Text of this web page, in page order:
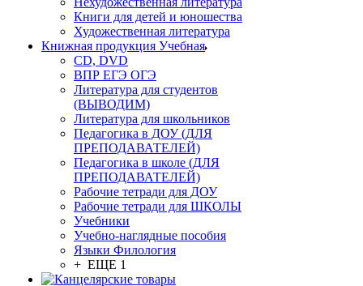
Книги для детей и юношества
Художественная литература
Книжная продукция Учебная
CD, DVD
ВПР ЕГЭ ОГЭ
Литература для студентов
(ВЫВОДИМ)
Литература для школьников
Педагогика в ДОУ (ДЛЯ
ПРЕПОДАВАТЕЛЕЙ)
Педагогика в школе (ДЛЯ
ПРЕПОДАВАТЕЛЕЙ)
Рабочие тетради для ДОУ
Рабочие тетради для ШКОЛЫ
Учебники
Учебно-наглядные пособия
Языки Филология
+ ЕЩЕ 1